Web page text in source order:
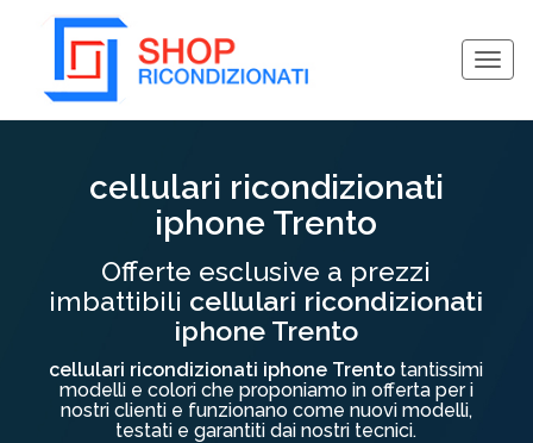
cellulari ricondizionati
iphone Trento
Offerte esclusive a prezzi
imbattibili cellulari ricondizionati
iphone Trento
cellulari ricondizionati iphone Trento tantissimi
modelli e colori che proponiamo in offerta per i
nostri clienti e funzionano come nuovi modelli,
testati e garantiti dai nostri tecnici.